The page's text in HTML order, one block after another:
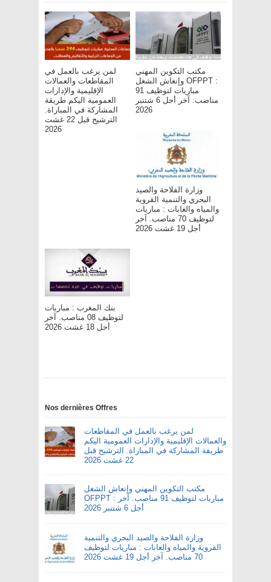
لمن يرغب بالعمل في
المقاطعات والعمالات
الإقليمية والإدارات
العمومية اليكم طريقة
المشاركة في المباراة.
الترشيح قبل 22 غشت
2026
مكتب التكوين المهني
وإنعاش الشغل OFPPT :
مباريات لتوظيف 91
مناصب. آخر أجل 6 شتنبر
2026
وزارة الفلاحة والصيد
البحري والتنمية القروية
والمياه والغابات : مباريات
لتوظيف 70 مناصب. آخر
أجل 19 غشت 2026
بنك المغرب : مباريات
لتوظيف 08 مناصب. آخر
أجل 18 غشت 2026
Nos dernières Offres
لمن يرغب بالعمل في المقاطعات
والعمالات الإقليمية والإدارات العمومية اليكم
طريقة المشاركة في المباراة. الترشيح قبل
22 غشت 2026
مكتب التكوين المهني وإنعاش الشغل
OFPPT : مباريات لتوظيف 91 مناصب. آخر
أجل 6 شتنبر 2026
وزارة الفلاحة والصيد البحري والتنمية
القروية والمياه والغابات : مباريات لتوظيف
70 مناصب. آخر أجل 19 غشت 2026